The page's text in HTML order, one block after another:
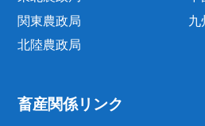
関東農政局
北陸農政局
九
畜産関係リンク